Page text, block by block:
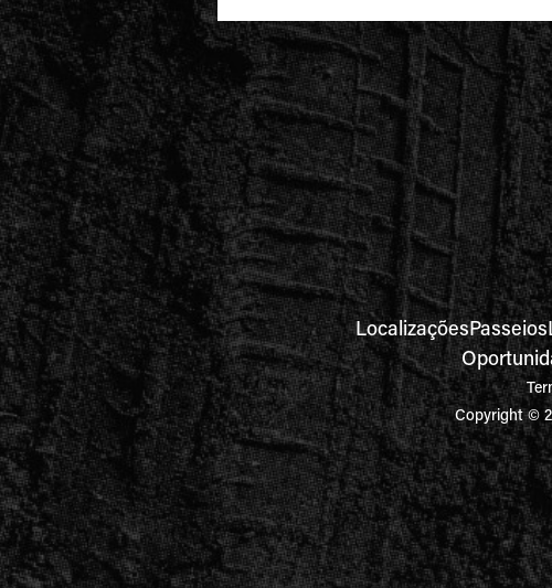
LocalizaçõesPasseios
Copyright ©